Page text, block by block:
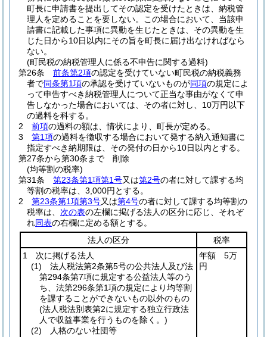
町長に申請書を提出してその認定を受けたときは、納税管
理人を定めることを要しない。
この場合において、当該申
請書に記載した事項に異動を生じたときは、その異動を生
じた日から10日以内にその旨を町長に届け出なければなら
ない。
(町民税の納税管理人に係る不申告に関する過料)
第26条
前条第2項の認定を受けていない町民税の納税義務
者で同条第1項の承認を受けていないものが同項の規定によ
って申告すべき納税管理人について正当な事由がなくて申
告しなかった場合においては、その者に対し、10万円以下
の過料を科する。
2
前項の過料の額は、情状により、町長が定める。
3
第1項の過料を徴収する場合において発する納入通知書に
指定すべき納期限は、その発付の日から10日以内とする。
第27条から第30条まで
削除
(均等割の税率)
第31条
第23条第1項第1号又は第2号の者に対して課する均
等割の税率は、3,000円とする。
2
第23条第1項第3号又は第4号の者に対して課する均等割の
税率は、 次の表の左欄に掲げる法人の区分に応じ、それぞ
れ同表の右欄に定める額とする。
法人の区分
税率
1 次に掲げる法人
(1) 法人税法第2条第5号の公共法人及び法
第294条第7項に規定する公益法人等のう
ち、法第296条第1項の規定により均等割
を課することができないもの以外のもの
(法人税法別表第2に規定する独立行政法
人で収益事業を行うものを除く。)
(2) 人格のない社団等
年額 5万
円